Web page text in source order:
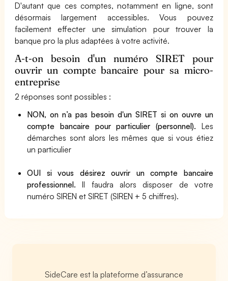
D'autant que ces comptes, notamment en ligne, sont
désormais largement accessibles. Vous pouvez
facilement effecter une simulation pour trouver la
banque pro la plus adaptées à votre activité.
A-t-on besoin d'un numéro SIRET pour
ouvrir un compte bancaire pour sa micro-
entreprise
2 réponses sont possibles :
NON, on n’a pas besoin d'un SIRET si on ouvre un
compte bancaire pour particulier (personnel). Les
démarches sont alors les mêmes que si vous étiez
un particulier
OUI si vous désirez ouvrir un compte bancaire
professionnel. Il faudra alors disposer de votre
numéro SIREN et SIRET (SIREN + 5 chiffres).
SideCare est la plateforme d’assurance